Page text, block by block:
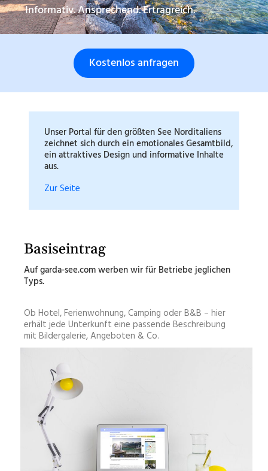
Informativ. Ansprechend. Ertragreich.
Kostenlos anfragen
Unser Portal für den größten See Norditaliens
zeichnet sich durch ein emotionales Gesamtbild,
ein attraktives Design und informative Inhalte
aus.
Zur Seite
Basiseintrag
Auf garda-see.com werben wir für Betriebe jeglichen
Typs.
Ob Hotel, Ferienwohnung, Camping oder B&B – hier
erhält jede Unterkunft eine passende Beschreibung
mit Bildergalerie, Angeboten & Co.